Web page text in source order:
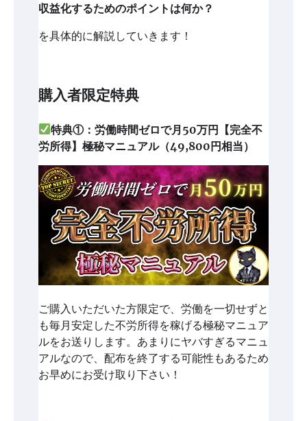
収益化するためのポイントは何か？
を具体的に解説していきます！
購入者限定特典
特典①：労働時間ゼロで月50万円【完全不
労所得】極秘マニュアル（49,800円相当）
ご購入いただいた方限定で、労働を一切せずと
も毎月安定した不労所得を稼げる極秘マニュア
ルをお送りします。あまりにヤバすぎるマニュ
アルなので、配布を終了する可能性もあるため
お早めにお受け取り下さい！